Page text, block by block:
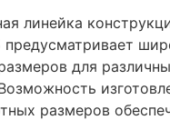
линейка
предусматривает
для
размеров